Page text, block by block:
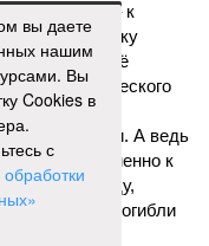
А именно – к
упадку
её
трагического
и болезни. А ведь
ведёт именно к
голоду,
Так погибли
список не
вы даете
нашим
Вы
Cookies в
с